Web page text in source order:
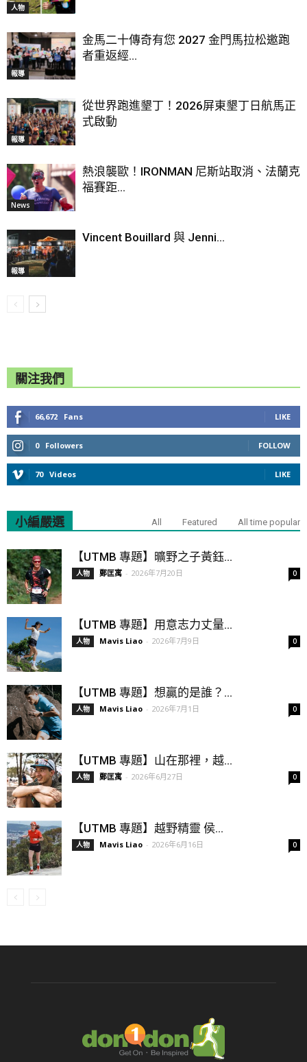
人物
報導
金馬二十傳奇有您 2027 金門馬拉松邀跑
者重返經...
報導
從世界跑進墾丁！2026屏東墾丁日航馬正
式啟動
News
熱浪襲歐！IRONMAN 尼斯站取消、法蘭克
福賽距...
報導
Vincent Bouillard 與 Jenni...
關注我們
66,672 Fans LIKE
0 Followers FOLLOW
70 Videos LIKE
小編嚴選 All Featured All time popular
【UTMB 專題】曠野之子黃鈺...
人物 鄭匡寓 - 2026年7月20日 0
【UTMB 專題】用意志力丈量...
人物 Mavis Liao - 2026年7月9日 0
【UTMB 專題】想贏的是誰？...
人物 Mavis Liao - 2026年7月1日 0
【UTMB 專題】山在那裡，越...
人物 鄭匡寓 - 2026年6月27日 0
【UTMB 專題】越野精靈 侯...
人物 Mavis Liao - 2026年6月16日 0